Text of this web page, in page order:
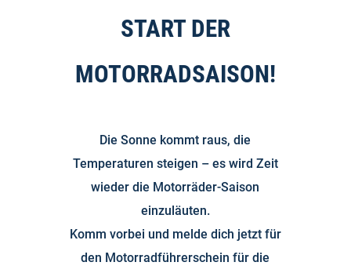
START DER
MOTORRADSAISON!
Die Sonne kommt raus, die
Temperaturen steigen – es wird Zeit
wieder die Motorräder-Saison
einzuläuten.
Komm vorbei und melde dich jetzt für
den Motorradführerschein für die